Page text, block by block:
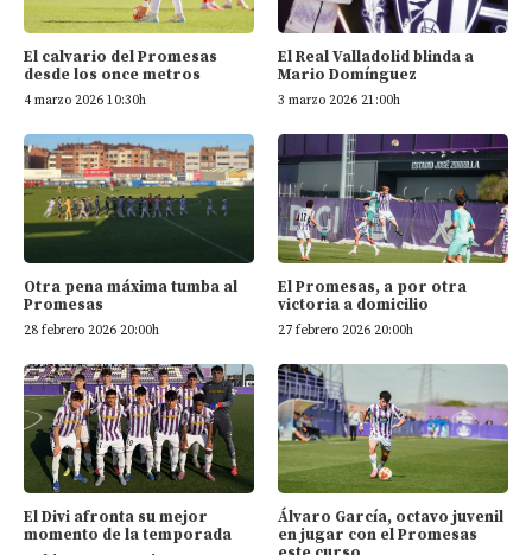
El calvario del Promesas
desde los once metros
4 marzo 2026 10:30h
El Real Valladolid blinda a
Mario Domínguez
3 marzo 2026 21:00h
Otra pena máxima tumba al
Promesas
28 febrero 2026 20:00h
El Promesas, a por otra
victoria a domicilio
27 febrero 2026 20:00h
El Divi afronta su mejor
momento de la temporada
Álvaro García, octavo juvenil
en jugar con el Promesas